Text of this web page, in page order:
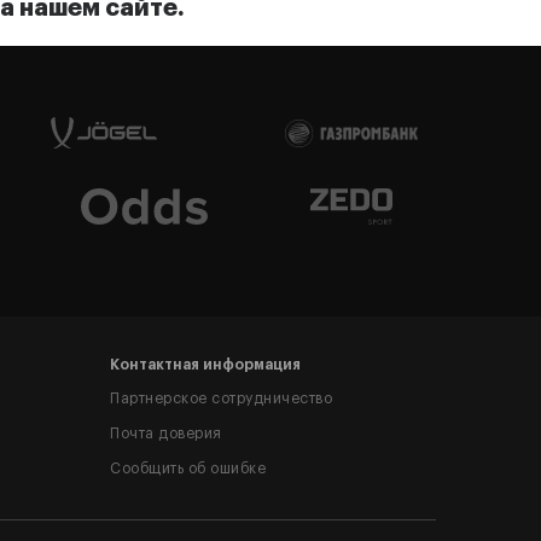
нашем сайте.
Контактная информация
Партнерское сотрудничество
Почта доверия
Сообщить об ошибке